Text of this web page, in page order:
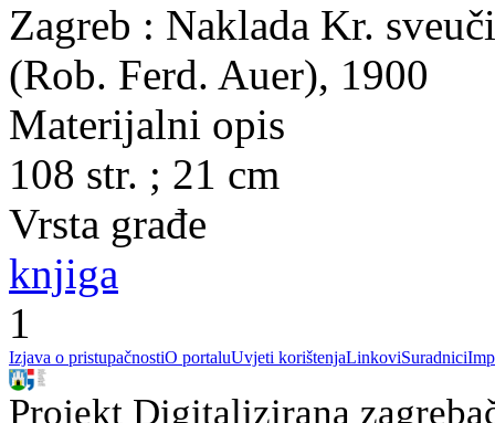
Zagreb : Naklada Kr.
(Rob. Ferd. Auer), 1900
Materijalni opis
108 str. ; 21 cm
Vrsta građe
knjiga
1
Izjava o pristupačnostiO portaluUvjeti korištenjaLinkoviSuradnici
Projekt Digitalizirana